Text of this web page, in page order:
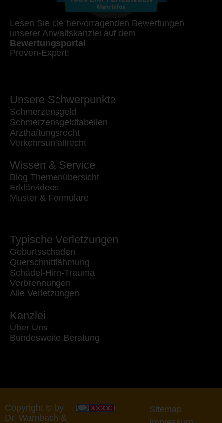
Lesen Sie die hervorragenden Bewertungen
unserer Anwaltskanzlei auf dem
Bewertungsportal
Proven-Expert!
Unsere Schwerpunkte
Schmerzensgeld
Schmerzensgeldtabellen
Arzthaftungsrecht
Verkehrsunfallrecht
Wissen & Service
Blog Themenübersicht
Erklärvideos
Muster & Formulare
Typische Verletzungen
Geburtsschaden
Querschnittlähmung
Schädel-Hirn-Trauma
Verbrennungen
Alle Verletzungen
Kanzlei
Über Uns
Bundesweite Beratung
Copyright © by
Dr. Wambach &
Sitemap